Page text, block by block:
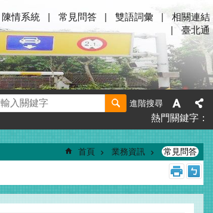
陳情系統 常見問答 雙語詞彙
相關連結
臺北通
進階搜尋
熱門關鍵字
首頁 業務資訊 常見問答